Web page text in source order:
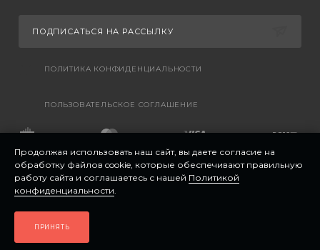
ПОДПИСАТЬСЯ НА РАССЫЛКУ
ПОЛИТИКА КОНФИДЕНЦИАЛЬНОСТИ
ПОЛЬЗОВАТЕЛЬСКОЕ СОГЛАШЕНИЕ
Продолжая использовать наш сайт, вы даете согласие на
обработку файлов cookie, которые обеспечивают правильную
работу сайта и соглашаетесь с нашей Политикой
конфиденциальности.
ПРИНЯТЬ